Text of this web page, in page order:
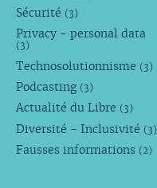
Sécurité (3)
Privacy - personal data
(3)
Technosolutionnisme (3)
Podcasting (3)
Actualité du Libre (3)
Diversité - Inclusivité (3)
Fausses informations (2)